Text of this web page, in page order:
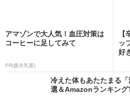
アマゾンで大人気！血圧対策は
コーヒーに足してみて
PR(森永乳業)
ッ
好
冷えた体もあたたまる
選＆Amazonランキング